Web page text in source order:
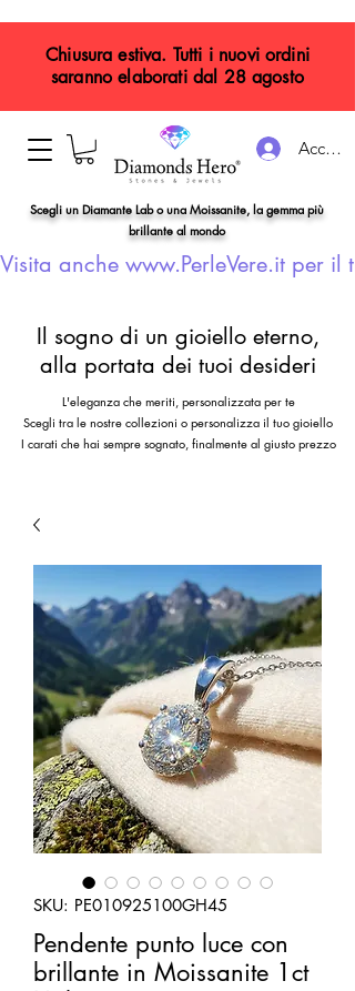
Accedi
Scegli un Diamante Lab o una Moissanite, la gemma più
brillante al mondo
Visita anche www.PerleVere.it per il
Chiusura estiva. Tutti i nuovi ordini
saranno elaborati dal 28 agosto
Il sogno di un gioiello eterno,
alla portata dei tuoi desideri
L'eleganza che meriti, personalizzata per te
Scegli tra le nostre collezioni o personalizza il tuo gioiello
I carati che hai sempre sognato, finalmente al giusto prezzo
SKU: PE010925100GH45
Pendente punto luce con
brillante in Moissanite 1ct